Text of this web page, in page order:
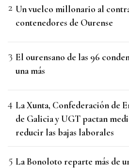
Un vuelco millonario al
contenedores de Ourense
El ourensano de las 96
una más
La Xunta, Confederación de
de Galicia y UGT pactan
reducir las bajas laborales
La Bonoloto reparte más de